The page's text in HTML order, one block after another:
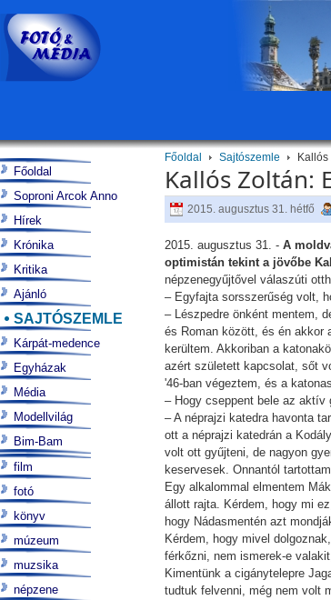
Főoldal Sajtószemle
Kallós Zoltán:
2015. augusztus 31. hétfő
2015. augusztus 31. -A
optimistán tekint a jövőbe
népzenegyűjtővel válaszúti
– Egyfajta sorsszerűség volt,
– Lészpedre önként mentem,
és Roman között, és én akkor
kerültem. Akkoriban a
azért született kapcsolat, sőt
'46-ban végeztem, és a
– Hogy cseppent bele az aktív
– A néprajzi katedra havonta
ott a néprajzi katedrán a
volt ott gyűjteni, de nagyon
keservesek. Onnantól
Egy alkalommal elmentem
állott rajta. Kérdem, hogy mi
hogy Nádasmentén azt
Kérdem, hogy mivel
férkőzni, nem ismerek-e
Kimentünk a cigánytelepre
tudtuk felvenni, még nem volt
Főoldal
Soproni Arcok Anno
Hírek
Krónika
Kritika
Ajánló
SAJTÓSZEMLE
Kárpát-medence
Egyházak
Média
Modellvilág
Bim-Bam
film
fotó
könyv
múzeum
muzsika
népzene